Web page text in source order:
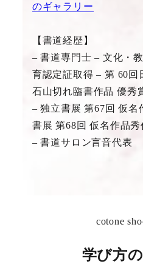
のギャラリー
【書道経歴】
– 書道専門士 – 文化・
育認定証取得 – 第 60回
石山切れ臨書作品 優秀
– 独立書展 第67回 仮名
書展 第68回 仮名作品秀
– 書道サロン言音代表
cotone
学び方